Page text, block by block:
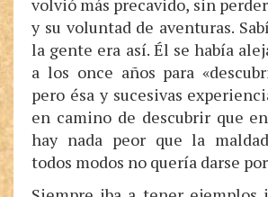
volvió más precavido, sin
y su voluntad de aventuras.
la gente era así. Él se había
a los once años para
pero ésa y sucesivas
en camino de descubrir que
hay nada peor que la
todos modos no quería darse